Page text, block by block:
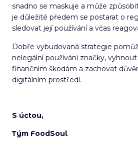
snadno se maskuje a může
je důležité předem se postarat o
sledovat její používání a včas
Dobře vybudovaná strategie
nelegální používání značky,
finančním škodám a zachovat
digitálním prostředí.
S úctou,
Tým FoodSoul